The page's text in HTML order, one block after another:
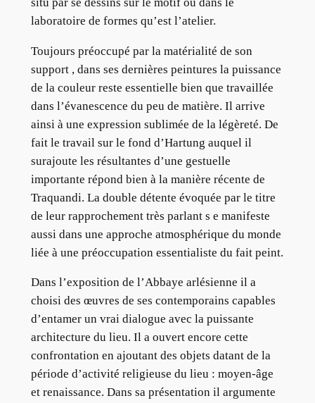
laboratoire de formes qu’est l’atelier.
Toujours préoccupé par la matérialité de son
support , dans ses dernières peintures la puissance
de la couleur reste essentielle bien que travaillée
dans l’évanescence du peu de matière. Il arrive
ainsi à une expression sublimée de la légèreté. De
fait le travail sur le fond d’Hartung auquel il
surajoute les résultantes d’une gestuelle
importante répond bien à la manière récente de
Traquandi. La double détente évoquée par le titre
de leur rapprochement très parlant s e manifeste
aussi dans une approche atmosphérique du monde
liée à une préoccupation essentialiste du fait peint.
Dans l’exposition de l’Abbaye arlésienne il a
choisi des œuvres de ses contemporains capables
d’entamer un vrai dialogue avec la puissante
architecture du lieu. Il a ouvert encore cette
confrontation en ajoutant des objets datant de la
période d’activité religieuse du lieu : moyen-âge
et renaissance. Dans sa présentation il argumente